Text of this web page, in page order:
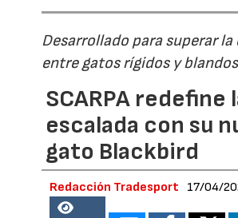
Desarrollado para superar
entre gatos rígidos y blandos
SCARPA redefine
escalada con su
gato Blackbird
Redacción Tradesport 17/04/